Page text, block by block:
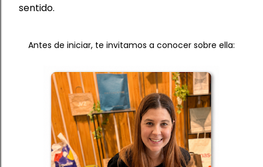
sentido.
Antes de iniciar, te invitamos a conocer sobre ella: